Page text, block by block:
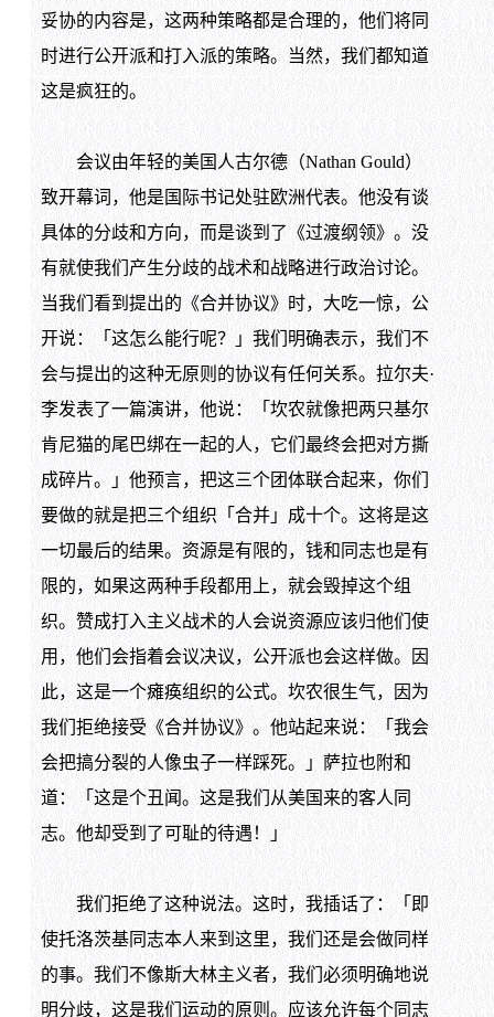
妥协的内容是，这两种策略都是合理的，他们将同
时进行公开派和打入派的策略。当然，我们都知道
这是疯狂的。
会议由年轻的美国人古尔德（Nathan Gould）
致开幕词，他是国际书记处驻欧洲代表。他没有谈
具体的分歧和方向，而是谈到了《过渡纲领》。没
有就使我们产生分歧的战术和战略进行政治讨论。
当我们看到提出的《合并协议》时，大吃一惊，公
开说：「这怎么能行呢？」我们明确表示，我们不
会与提出的这种无原则的协议有任何关系。拉尔夫·
李发表了一篇演讲，他说：「坎农就像把两只基尔
肯尼猫的尾巴绑在一起的人，它们最终会把对方撕
成碎片。」他预言，把这三个团体联合起来，你们
要做的就是把三个组织「合并」成十个。这将是这
一切最后的结果。资源是有限的，钱和同志也是有
限的，如果这两种手段都用上，就会毁掉这个组
织。赞成打入主义战术的人会说资源应该归他们使
用，他们会指着会议决议，公开派也会这样做。因
此，这是一个瘫痪组织的公式。坎农很生气，因为
我们拒绝接受《合并协议》。他站起来说：「我会
会把搞分裂的人像虫子一样踩死。」萨拉也附和
道：「这是个丑闻。这是我们从美国来的客人同
志。他却受到了可耻的待遇！」
我们拒绝了这种说法。这时，我插话了：「即
使托洛茨基同志本人来到这里，我们还是会做同样
的事。我们不像斯大林主义者，我们必须明确地说
明分歧，这是我们运动的原则。应该允许每个同志